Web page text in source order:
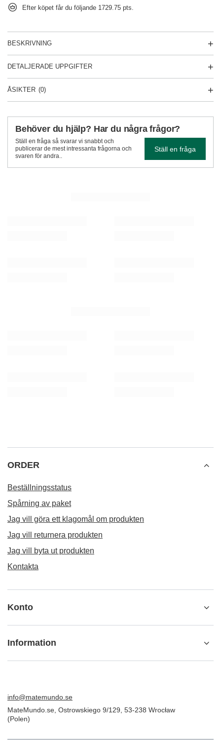
Efter köpet får du följande 1729.75 pts.
BESKRIVNING
DETALJERADE UPPGIFTER
ÅSIKTER (0)
Behöver du hjälp? Har du några frågor?
Ställ en fråga så svarar vi snabbt och
publicerar de mest intressanta frågorna och
svaren för andra..
Ställ en fråga
ORDER
Beställningsstatus
Spårning av paket
Jag vill göra ett klagomål om produkten
Jag vill returnera produkten
Jag vill byta ut produkten
Kontakta
Konto
Information
info@matemundo.se
MateMundo.se Ostrowskiego 9/129 53-238 Wrocław
(Polen)